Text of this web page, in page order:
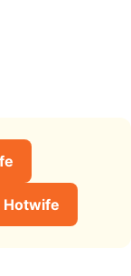
Hotwife